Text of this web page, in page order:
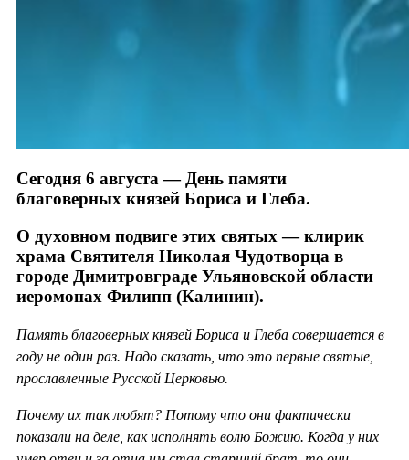
Сегодня 6 августа — День памяти
благоверных князей Бориса и Глеба.
О духовном подвиге этих святых — клирик
храма Святителя Николая Чудотворца в
городе Димитровграде Ульяновской области
иеромонах Филипп (Калинин).
Память благоверных князей Бориса и Глеба совершается в
году не один раз. Надо сказать, что это первые святые,
прославленные Русской Церковью.
Почему их так любят? Потому что они фактически
показали на деле, как исполнять волю Божию. Когда у них